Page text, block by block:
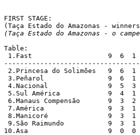
FIRST STAGE:
(Taça Estado do Amazonas - o
Table:
1.Fast			  9  6  1  2  20- 7  19  Finalists
2.Princesa do Solimões	  9  6  1  2  21-10  19
3.Peñarol    		  9  6  1  2  18-10  19
4.Nacional  		  9  5  3  1  14- 9  18
5.Sul América		  9  4  1  4  17-14  13
6.Manaus Compensão	  9  3  2  4  12-11  11
7.América		  9  3  1  5  13-12  10
8.Manicoré		  9  3  1  5  13-19  10
9.São Raimundo		  9  3  1  5  10-19  10
10.Asa			  9  0  0  9   6-33   0